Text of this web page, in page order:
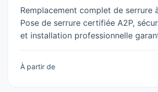
Remplacement complet de serrure
Pose de serrure certifiée A2P,
et installation professionnelle
À partir de